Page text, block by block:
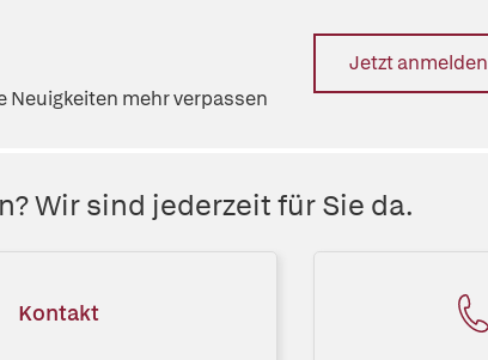
Neuigkeiten mehr verpassen
Jetzt anmelden
Wir sind jederzeit für Sie da.
Kontakt